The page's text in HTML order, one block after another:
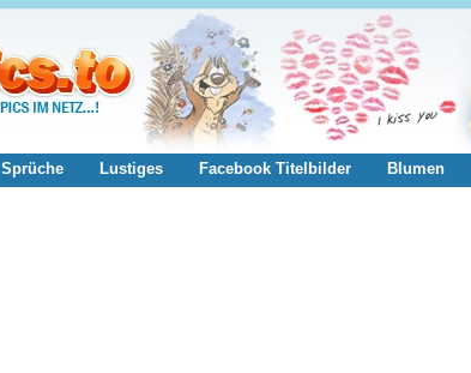
Sprüche Lustiges Facebook Titelbilder Blumen